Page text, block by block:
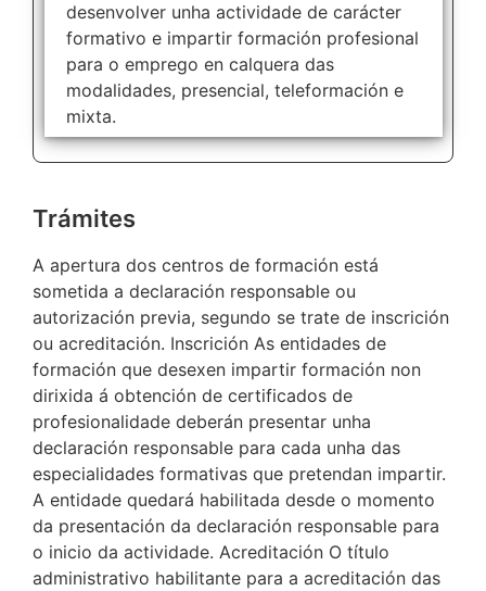
desenvolver unha actividade de carácter
formativo e impartir formación profesional
para o emprego en calquera das
modalidades, presencial, teleformación e
mixta.
Trámites
A apertura dos centros de formación está
sometida a declaración responsable ou
autorización previa, segundo se trate de inscrición
ou acreditación. Inscrición As entidades de
formación que desexen impartir formación non
dirixida á obtención de certificados de
profesionalidade deberán presentar unha
declaración responsable para cada unha das
especialidades formativas que pretendan impartir.
A entidade quedará habilitada desde o momento
da presentación da declaración responsable para
o inicio da actividade. Acreditación O título
administrativo habilitante para a acreditación das